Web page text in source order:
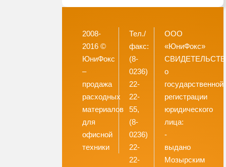
2008-
2016 ©
ЮниФокс
–
продажа
расходных
материалов
для
офисной
техники
Тел./
факс:
(8-
0236)
22-
22-
55,
(8-
0236)
22-
22-
ООО
«ЮниФокс»
о
государственной
регистрации
юридического
лица:
-
выдано
Мозырским